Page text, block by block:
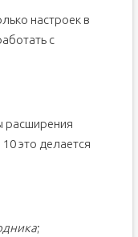
настроек в
с
расширения
это делается
;